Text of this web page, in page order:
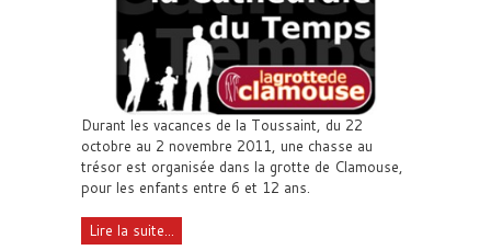
Durant les vacances de la Toussaint, du 22
octobre au 2 novembre 2011, une chasse au
trésor est organisée dans la grotte de Clamouse,
pour les enfants entre 6 et 12 ans.
Lire la suite...